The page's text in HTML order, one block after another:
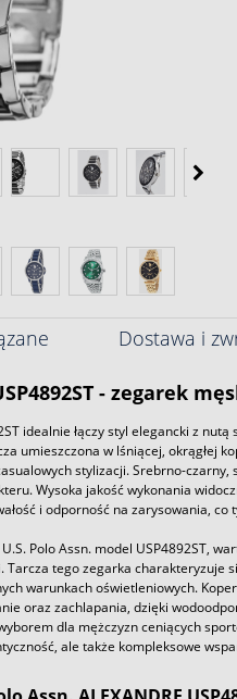
Dostawa i
- zegarek
idealnie łączy styl elegancki z
umieszczona w lśniącej, okrągłej
stylizacji. Srebrno-
Wysoka jakość wykonania
i odporność na zarysowania,
Polo Assn. model USP4892ST,
tego zegarka charakteryzuje
warunkach oświetleniowych.
oraz zachlapania, dzięki
dla mężczyzn ceniących
ale także kompleksowe